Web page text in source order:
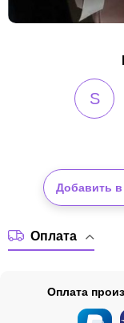
S
Добавить в
Оплата
Оплата